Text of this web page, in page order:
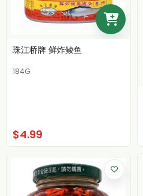
珠江桥牌 鲜炸鲮鱼
184G
$4.99